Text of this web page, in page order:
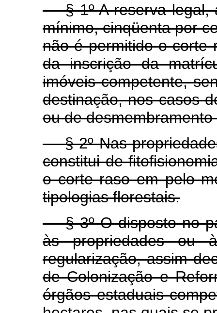
§ 1º A reserva legal,
mínimo, cinqüenta por
não é permitido o corte
da inscrição da
imóveis competente,
destinação, nos casos
ou de
§ 2º Nas
constitui de
o corte raso em pelo
tipologias florestais.
§ 3º O disposto no
às propriedades ou
regularização, assim
de Colonização e
órgãos estaduais